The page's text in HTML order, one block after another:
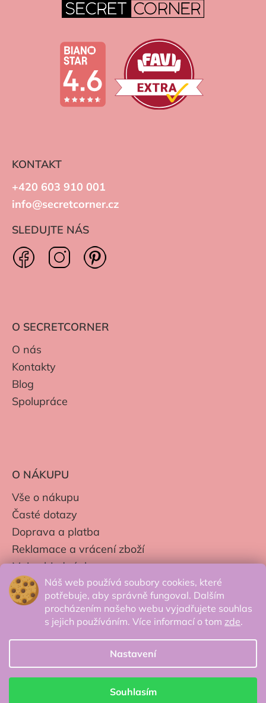
Náš web používá soubory cookies, které
potřebuje, aby správně fungoval. Dalším
procházením našeho webu vyjadřujete souhlas
s jejich používáním. Více informací o tom zde.
Nastavení
Souhlasím
KONTAKT
+420 603 910 001
info@secretcorner.cz
SLEDUJTE NÁS
O SECRETCORNER
O nás
Kontakty
Blog
Spolupráce
O NÁKUPU
Vše o nákupu
Časté dotazy
Doprava a platba
Reklamace a vrácení zboží
Moje objednávky
Obchodní podmínky
Zpracování os. údajů
© 2026 Secretcorner.cz - Všechna práva
vyhrazena.
Vytvořil Shoptet